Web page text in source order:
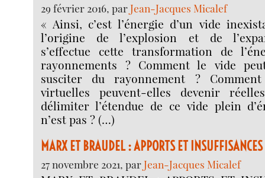
29 février 2016, parJean-Jacques Micalef
« Ainsi, c’est l’énergie d’un vide
l’origine de l’explosion et de
s’effectue cette transformation de
rayonnements ? Comment le vide
susciter du rayonnement ?
virtuelles peuvent-elles devenir
délimiter l’étendue de ce vide plein
n’est pas ? (…)
MARX ET BRAUDEL : APPORTS ET INSUFFISANCES
27 novembre 2021, parJean-Jacques Micalef